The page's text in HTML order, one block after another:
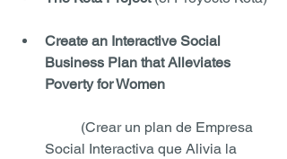
Create an Interactive Social
Business Plan that Alleviates
Poverty for Women
Social Interactiva que Alivia la